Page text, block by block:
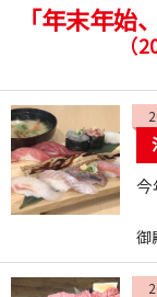
「年末年始
（
今
御